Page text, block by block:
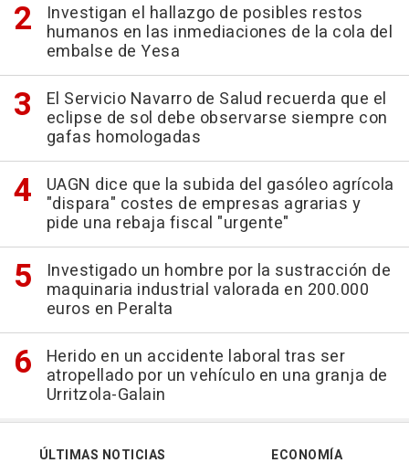
Investigan el hallazgo de posibles restos
humanos en las inmediaciones de la cola del
embalse de Yesa
El Servicio Navarro de Salud recuerda que el
eclipse de sol debe observarse siempre con
gafas homologadas
UAGN dice que la subida del gasóleo agrícola
"dispara" costes de empresas agrarias y
pide una rebaja fiscal "urgente"
Investigado un hombre por la sustracción de
maquinaria industrial valorada en 200.000
euros en Peralta
Herido en un accidente laboral tras ser
atropellado por un vehículo en una granja de
Urritzola-Galain
ÚLTIMAS NOTICIAS
ECONOMÍA